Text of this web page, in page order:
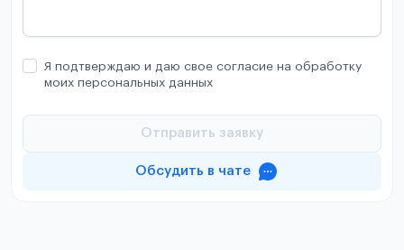
Я подтверждаю и даю свое согласие на обработку
моих персональных данных
Отправить заявку
Обсудить в чате